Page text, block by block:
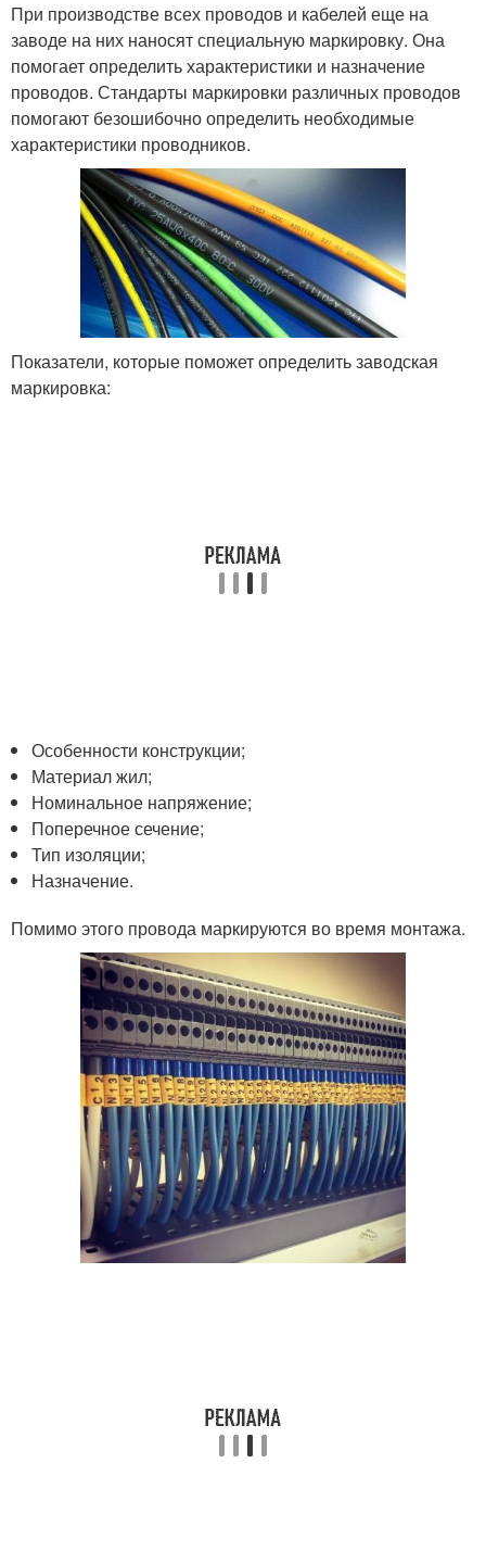
При производстве всех проводов и кабелей еще на
заводе на них наносят специальную маркировку. Она
помогает определить характеристики и назначение
проводов. Стандарты маркировки различных проводов
помогают безошибочно определить необходимые
характеристики проводников.
Показатели, которые поможет определить заводская
маркировка:
Особенности конструкции;
Материал жил;
Номинальное напряжение;
Поперечное сечение;
Тип изоляции;
Назначение.
Помимо этого провода маркируются во время монтажа.